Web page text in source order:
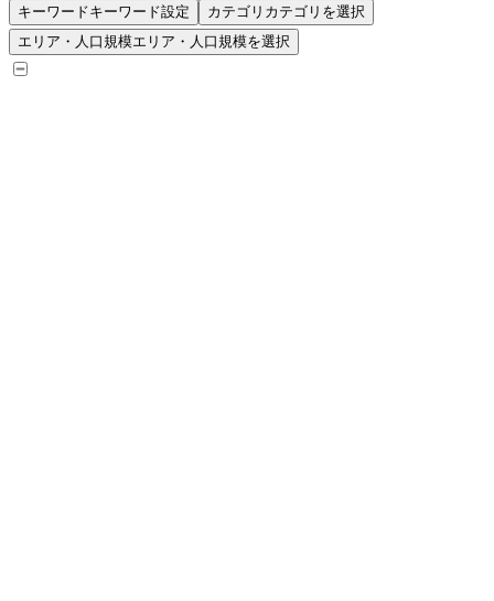
キーワードキーワード設定 カテゴリ カテゴリを選択
エリア・人口規模エリア・人口規模を選択